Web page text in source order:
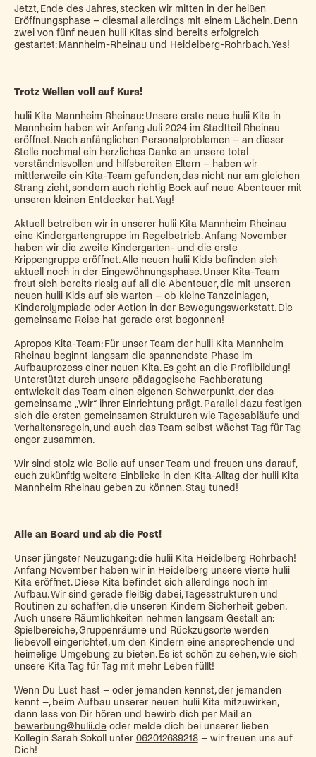
Jetzt, Ende des Jahres, stecken wir mitten in der heißen
Eröffnungsphase – diesmal allerdings mit einem Lächeln. Denn
zwei von fünf neuen hulii Kitas sind bereits erfolgreich
gestartet: Mannheim-Rheinau und Heidelberg-Rohrbach. Yes!
Trotz Wellen voll auf Kurs!
hulii Kita Mannheim Rheinau: Unsere erste neue hulii Kita in
Mannheim haben wir Anfang Juli 2024 im Stadtteil Rheinau
eröffnet. Nach anfänglichen Personalproblemen – an dieser
Stelle nochmal ein herzliches Danke an unsere total
verständnisvollen und hilfsbereiten Eltern – haben wir
mittlerweile ein Kita-Team gefunden, das nicht nur am gleichen
Strang zieht, sondern auch richtig Bock auf neue Abenteuer mit
unseren kleinen Entdecker hat. Yay!
Aktuell betreiben wir in unserer hulii Kita Mannheim Rheinau
eine Kindergartengruppe im Regelbetrieb. Anfang November
haben wir die zweite Kindergarten- und die erste
Krippengruppe eröffnet. Alle neuen hulii Kids befinden sich
aktuell noch in der Eingewöhnungsphase. Unser Kita-Team
freut sich bereits riesig auf all die Abenteuer, die mit unseren
neuen hulii Kids auf sie warten – ob kleine Tanzeinlagen,
Kinderolympiade oder Action in der Bewegungswerkstatt. Die
gemeinsame Reise hat gerade erst begonnen!
Apropos Kita-Team: Für unser Team der hulii Kita Mannheim
Rheinau beginnt langsam die spannendste Phase im
Aufbauprozess einer neuen Kita. Es geht an die Profilbildung!
Unterstützt durch unsere pädagogische Fachberatung
entwickelt das Team einen eigenen Schwerpunkt, der das
gemeinsame „Wir“ ihrer Einrichtung prägt. Parallel dazu festigen
sich die ersten gemeinsamen Strukturen wie Tagesabläufe und
Verhaltensregeln, und auch das Team selbst wächst Tag für Tag
enger zusammen.
Wir sind stolz wie Bolle auf unser Team und freuen uns darauf,
euch zukünftig weitere Einblicke in den Kita-Alltag der hulii Kita
Mannheim Rheinau geben zu können. Stay tuned!
Alle an Board und ab die Post!
Unser jüngster Neuzugang: die hulii Kita Heidelberg Rohrbach!
Anfang November haben wir in Heidelberg unsere vierte hulii
Kita eröffnet. Diese Kita befindet sich allerdings noch im
Aufbau. Wir sind gerade fleißig dabei, Tagesstrukturen und
Routinen zu schaffen, die unseren Kindern Sicherheit geben.
Auch unsere Räumlichkeiten nehmen langsam Gestalt an:
Spielbereiche, Gruppenräume und Rückzugsorte werden
liebevoll eingerichtet, um den Kindern eine ansprechende und
heimelige Umgebung zu bieten. Es ist schön zu sehen, wie sich
unsere Kita Tag für Tag mit mehr Leben füllt!
Wenn Du Lust hast – oder jemanden kennst, der jemanden
kennt –, beim Aufbau unserer neuen hulii Kita mitzuwirken,
dann lass von Dir hören und bewirb dich per Mail an
bewerbung@hulii.deoder melde dich bei unserer lieben
Kollegin Sarah Sokoll unter 062012689218– wir freuen uns auf
Dich!